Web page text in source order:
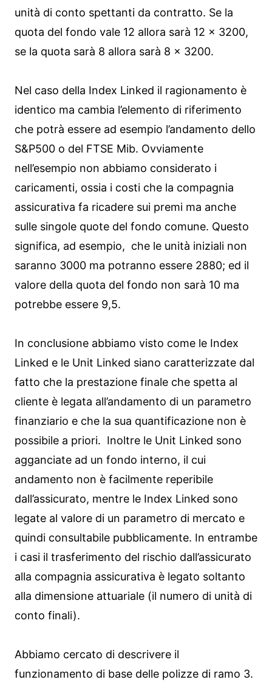
unità di conto spettanti da contratto. Se la
quota del fondo vale 12 allora sarà 12 x 3200,
se la quota sarà 8 allora sarà 8 x 3200.
Nel caso della Index Linked il ragionamento è
identico ma cambia l’elemento di riferimento
che potrà essere ad esempio l’andamento dello
S&P500 o del FTSE Mib. Ovviamente
nell’esempio non abbiamo considerato i
caricamenti, ossia i costi che la compagnia
assicurativa fa ricadere sui premi ma anche
sulle singole quote del fondo comune. Questo
significa, ad esempio, che le unità iniziali non
saranno 3000 ma potranno essere 2880; ed il
valore della quota del fondo non sarà 10 ma
potrebbe essere 9,5.
In conclusione abbiamo visto come le Index
Linked e le Unit Linked siano caratterizzate dal
fatto che la prestazione finale che spetta al
cliente è legata all’andamento di un parametro
finanziario e che la sua quantificazione non è
possibile a priori. Inoltre le Unit Linked sono
agganciate ad un fondo interno, il cui
andamento non è facilmente reperibile
dall’assicurato, mentre le Index Linked sono
legate al valore di un parametro di mercato e
quindi consultabile pubblicamente. In entrambe
i casi il trasferimento del rischio dall’assicurato
alla compagnia assicurativa è legato soltanto
alla dimensione attuariale (il numero di unità di
conto finali).
Abbiamo cercato di descrivere il
funzionamento di base delle polizze di ramo 3.